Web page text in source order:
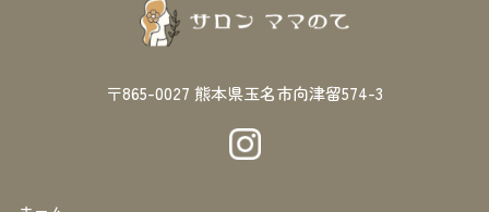
〒865-0027 熊本県玉名市向津留574-3